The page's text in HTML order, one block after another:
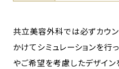
共立美容外科では必ずカウ
かけてシミュレーションを行
やご希望を考慮したデザイン